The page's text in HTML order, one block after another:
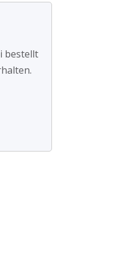
bestellt